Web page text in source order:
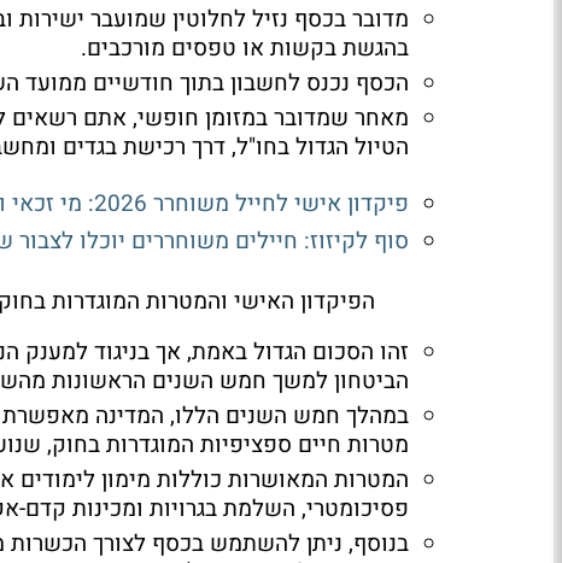
מדובר בכסף נזיל לחלוטין שמועבר
בהגשת בקשות או טפסים מורכבים.
הכסף נכנס לחשבון בתוך חודשיים ממועד
מאחר שמדובר במזומן חופשי, אתם
הטיול הגדול בחו"ל, דרך רכישת בגדים
פיקדון אישי לחייל משוחרר 2026: מי זכאי וכמה מקבלים
סוף לקיזוז: חיילים משוחררים יוכלו
הפיקדון האישי והמטרות המוגדרות בחוק
זהו הסכום הגדול באמת, אך בניגוד
הביטחון למשך חמש השנים הראשונות
במהלך חמש השנים הללו, המדינה מאפשרת
מטרות חיים ספציפיות המוגדרות בחוק,
המטרות המאושרות כוללות מימון לימודים
פסיכומטרי, השלמת בגרויות ומכינות קדם-
בנוסף, ניתן להשתמש בכסף לצורך הכשרות